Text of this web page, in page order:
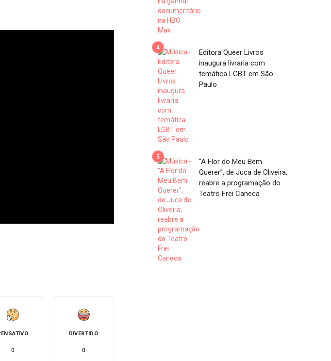
0
DIVERTIDO
0
Editora Queer Livros
inaugura livraria com
temática LGBT em São
Paulo
“A Flor do Meu Bem
Querer”, de Juca de Oliveira,
reabre a programação do
Teatro Frei Caneca